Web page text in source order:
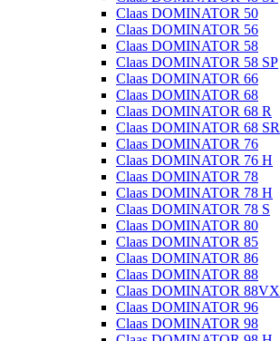
Claas DOMINATOR 50
Claas DOMINATOR 56
Claas DOMINATOR 58
Claas DOMINATOR 58 SP
Claas DOMINATOR 66
Claas DOMINATOR 68
Claas DOMINATOR 68 R
Claas DOMINATOR 68 SR
Claas DOMINATOR 76
Claas DOMINATOR 76 H
Claas DOMINATOR 78
Claas DOMINATOR 78 H
Claas DOMINATOR 78 S
Claas DOMINATOR 80
Claas DOMINATOR 85
Claas DOMINATOR 86
Claas DOMINATOR 88
Claas DOMINATOR 88VX
Claas DOMINATOR 96
Claas DOMINATOR 98